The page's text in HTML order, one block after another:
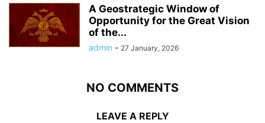
A Geostrategic Window of
Opportunity for the Great Vision
of the...
admin - 27 January, 2026
NO COMMENTS
LEAVE A REPLY